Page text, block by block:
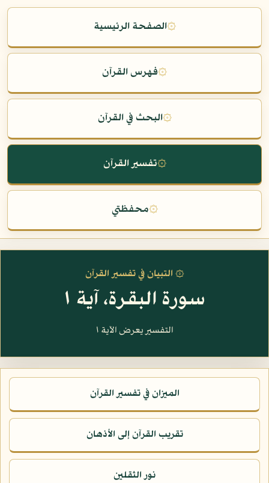
۞الصفحة الرئيسية
۞فهرس القرآن
۞البحث في القرآن
۞تفسير القرآن
۞محفظتي
۞ التبيان في تفسير القرآن
سورة البقرة، آية ١
التفسير يعرض الآية ١
الميزان في تفسير القرآن
تقريب القرآن إلى الأذهان
نور الثقلين